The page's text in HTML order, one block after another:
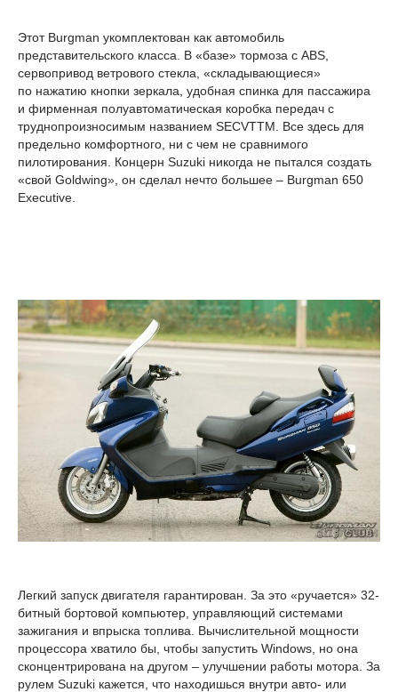
Этот Burgman укомплектован как автомобиль
представительского класса. В «базе» тормоза с ABS,
сервопривод ветрового стекла, «складывающиеся»
по нажатию кнопки зеркала, удобная спинка для пассажира
и фирменная полуавтоматическая коробка передач с
труднопроизносимым названием SECVTTM. Все здесь для
предельно комфортного, ни с чем не сравнимого
пилотирования. Концерн Suzuki никогда не пытался создать
«свой Goldwing», он сделал нечто большее – Burgman 650
Executive.
Легкий запуск двигателя гарантирован. За это «ручается» 32-
битный бортовой компьютер, управляющий системами
зажигания и впрыска топлива. Вычислительной мощности
процессора хватило бы, чтобы запустить Windows, но она
сконцентрирована на другом – улучшении работы мотора. За
рулем Suzuki кажется, что находишься внутри авто- или